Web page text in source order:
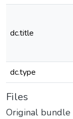
dc.title
dc.type
Files
Original bundle